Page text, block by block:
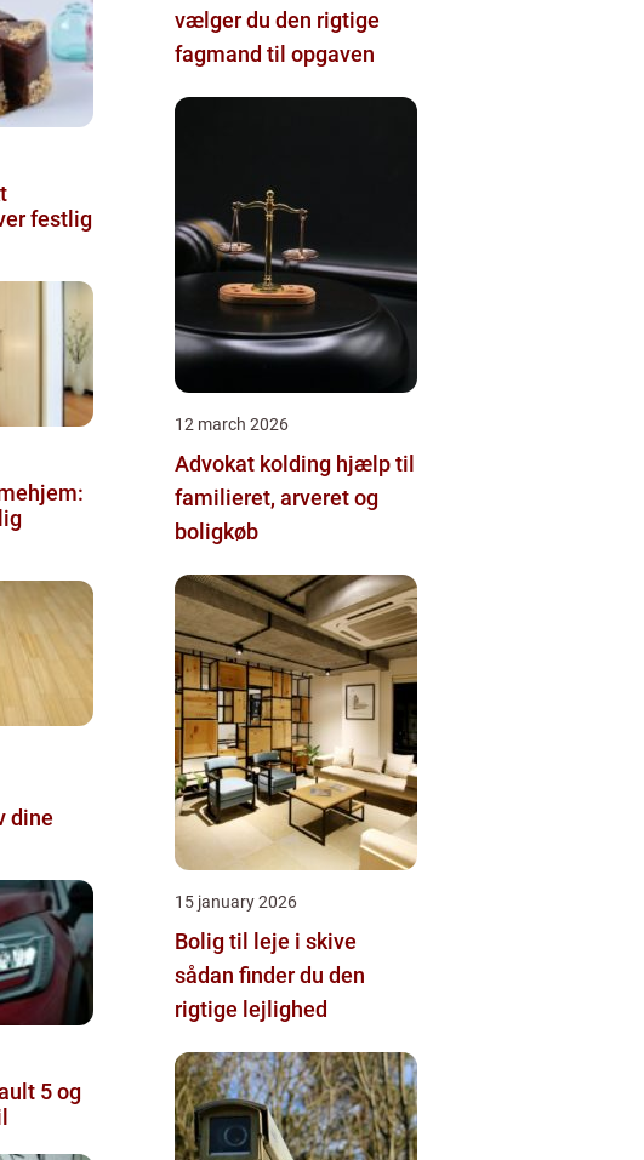
festlig
dine
5 og
vælger du den rigtige
fagmand til opgaven
12 march 2026
Advokat kolding hjælp til
familieret, arveret og
boligkøb
15 january 2026
Bolig til leje i skive
sådan finder du den
rigtige lejlighed